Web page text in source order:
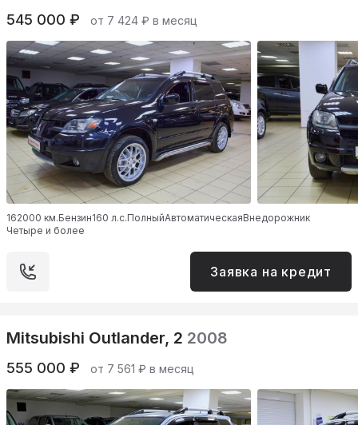
545 000 ₽ от 7 424 ₽ в месяц
162000 км.Бензин160 л.с.ПолныйАвтоматическаяВнедорожник
Четыре и более
Заявка на кредит
Mitsubishi Outlander, 2 2008
555 000 ₽ от 7 561 ₽ в месяц